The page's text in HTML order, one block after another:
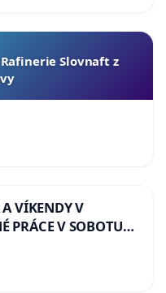
Slovnaft z
VÍKENDY V
PRÁCE V SOBOTU
PRACOVNÝ
A PRAVIDELNÁ